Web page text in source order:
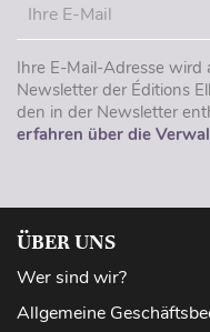
Ihre E-Mail-Adresse wird
Newsletter der Éditions
den in der Newsletter
erfahren über die
ÜBER UNS
Wer sind wir?
Allgemeine